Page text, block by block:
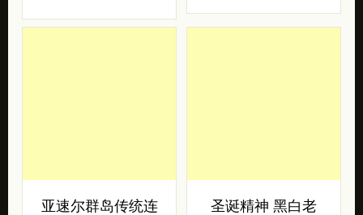
亚速尔群岛传统连
圣诞精神 黑白老